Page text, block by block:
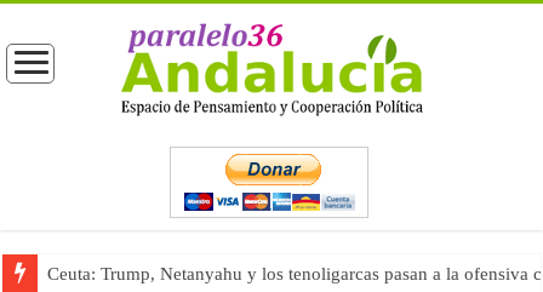
Ceuta: Trump, Netanyahu y los tenoligarcas pasan a la ofensiva
La masificación turística (tercera parte)